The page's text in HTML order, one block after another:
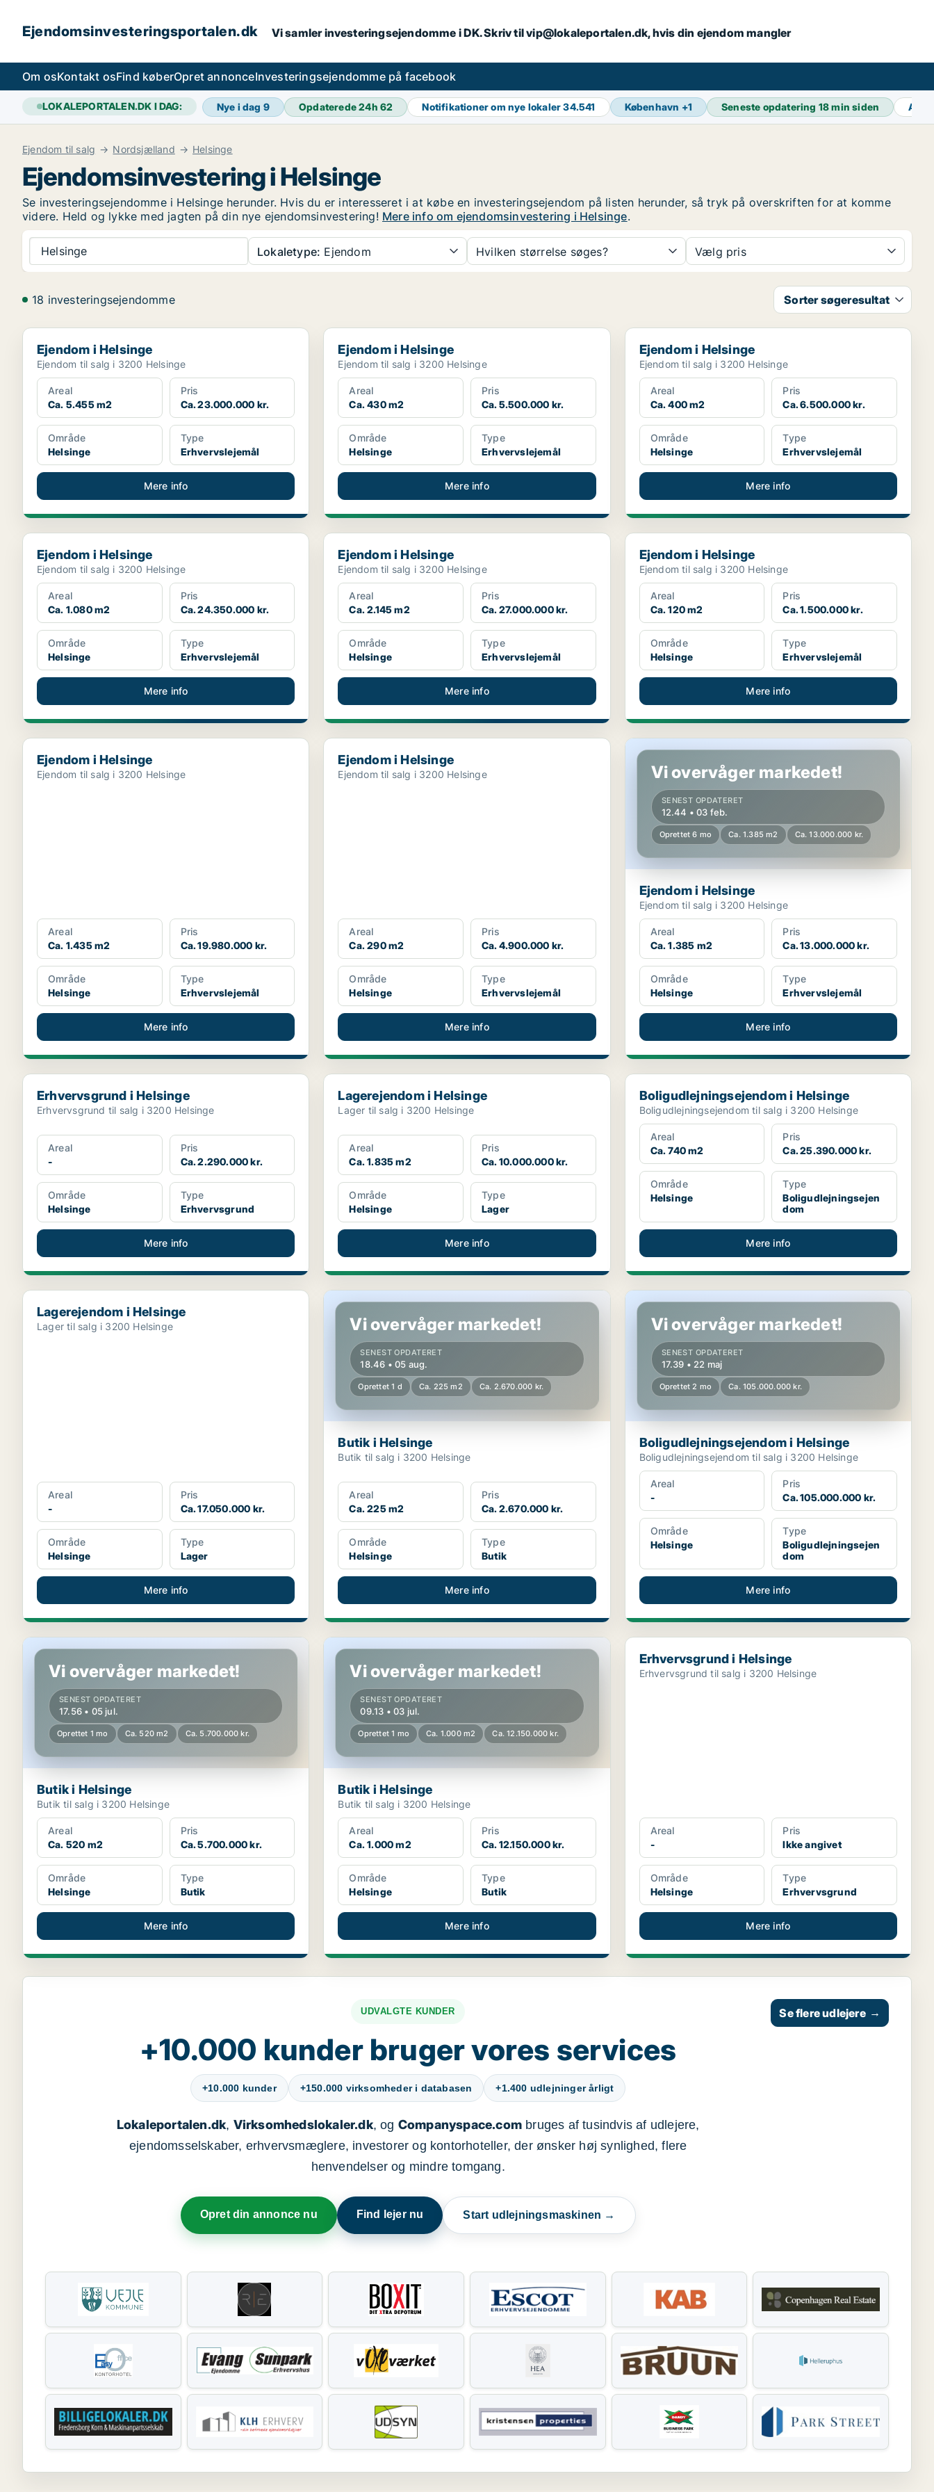
Ejendomsinvesteringsportalen.dk Vi samler investeringsejendomme i DK. Skriv til vip@lokaleportalen.dk, hvis din ejendom mangler
Om osKontakt osFind køberOpret annonceInvesteringsejendomme på facebook
LOKALEPORTALEN.DK I DAG: Nye i dag 9 Opdaterede 24h62 Notifikationer om nye lokaler34.541 København +1 Seneste opdatering 18 min siden
Ejendom til salg Nordsjælland Helsinge
Ejendomsinvestering i Helsinge
Se investeringsejendomme i Helsinge herunder. Hvis du er interesseret i at købe en investeringsejendom på listen herunder, så tryk på overskriften for at komme
videre. Held og lykke med jagten på din nye ejendomsinvestering! Mere info om ejendomsinvestering i Helsinge.
Helsinge Lokaletype: Ejendom Hvilken størrelse søges? Vælg pris
18 investeringsejendomme Sorter søgeresultat
Ejendom i Helsinge
Ejendom i Helsinge
Ejendom til salg i 3200 Helsinge
Areal
Ca. 5.455 m2
Pris
Ca. 23.000.000 kr.
Område
Helsinge
Type
Erhvervslejemål
Mere info
Ejendom i Helsinge
Ejendom i Helsinge
Ejendom til salg i 3200 Helsinge
Areal
Ca. 430 m2
Pris
Ca. 5.500.000 kr.
Område
Helsinge
Type
Erhvervslejemål
Mere info
Ejendom i Helsinge
Ejendom i Helsinge
Ejendom til salg i 3200 Helsinge
Areal
Ca. 400 m2
Pris
Ca. 6.500.000 kr.
Område
Helsinge
Type
Erhvervslejemål
Mere info
Ejendom i Helsinge
Ejendom i Helsinge
Ejendom til salg i 3200 Helsinge
Areal
Ca. 1.080 m2
Pris
Ca. 24.350.000 kr.
Område
Helsinge
Type
Erhvervslejemål
Mere info
Ejendom i Helsinge
Ejendom i Helsinge
Ejendom til salg i 3200 Helsinge
Areal
Ca. 2.145 m2
Pris
Ca. 27.000.000 kr.
Område
Helsinge
Type
Erhvervslejemål
Mere info
Ejendom i Helsinge
Ejendom i Helsinge
Ejendom til salg i 3200 Helsinge
Areal
Ca. 120 m2
Pris
Ca. 1.500.000 kr.
Område
Helsinge
Type
Erhvervslejemål
Mere info
Ejendom i Helsinge
Ejendom i Helsinge
Ejendom til salg i 3200 Helsinge
Areal
Ca. 1.435 m2
Pris
Ca. 19.980.000 kr.
Område
Helsinge
Type
Erhvervslejemål
Mere info
Ejendom i Helsinge
Ejendom i Helsinge
Ejendom til salg i 3200 Helsinge
Areal
Ca. 290 m2
Pris
Ca. 4.900.000 kr.
Område
Helsinge
Type
Erhvervslejemål
Mere info
Ejendom i Helsinge
Vi overvåger markedet!
SENEST OPDATERET
12.44 • 03 feb.
Oprettet 6 mo Ca. 1.385 m2 Ca. 13.000.000 kr.
Ejendom i Helsinge
Ejendom til salg i 3200 Helsinge
Areal
Ca. 1.385 m2
Pris
Ca. 13.000.000 kr.
Område
Helsinge
Type
Erhvervslejemål
Mere info
Erhvervsgrund i Helsinge
Erhvervsgrund i Helsinge
Erhvervsgrund til salg i 3200 Helsinge
Areal
-
Pris
Ca. 2.290.000 kr.
Område
Helsinge
Type
Erhvervsgrund
Mere info
Lagerejendom i Helsinge
Lagerejendom i Helsinge
Lager til salg i 3200 Helsinge
Areal
Ca. 1.835 m2
Pris
Ca. 10.000.000 kr.
Område
Helsinge
Type
Lager
Mere info
Boligudlejningsejendom i Helsinge
Boligudlejningsejendom i Helsinge
Boligudlejningsejendom til salg i 3200 Helsinge
Areal
Ca. 740 m2
Pris
Ca. 25.390.000 kr.
Område
Helsinge
Type
Boligudlejningsejen
dom
Mere info
Lagerejendom i Helsinge
Lagerejendom i Helsinge
Lager til salg i 3200 Helsinge
Areal
-
Pris
Ca. 17.050.000 kr.
Område
Helsinge
Type
Lager
Mere info
Butik i Helsinge
Vi overvåger markedet!
SENEST OPDATERET
18.46 • 05 aug.
Oprettet 1 d Ca. 225 m2 Ca. 2.670.000 kr.
Butik i Helsinge
Butik til salg i 3200 Helsinge
Areal
Ca. 225 m2
Pris
Ca. 2.670.000 kr.
Område
Helsinge
Type
Butik
Mere info
Boligudlejningsejendom i Helsinge
Vi overvåger markedet!
SENEST OPDATERET
17.39 • 22 maj
Oprettet 2 mo Ca. 105.000.000 kr.
Boligudlejningsejendom i Helsinge
Boligudlejningsejendom til salg i 3200 Helsinge
Areal
-
Pris
Ca. 105.000.000 kr.
Område
Helsinge
Type
Boligudlejningsejen
dom
Mere info
Butik i Helsinge
Vi overvåger markedet!
SENEST OPDATERET
17.56 • 05 jul.
Oprettet 1 mo Ca. 520 m2 Ca. 5.700.000 kr.
Butik i Helsinge
Butik til salg i 3200 Helsinge
Areal
Ca. 520 m2
Pris
Ca. 5.700.000 kr.
Område
Helsinge
Type
Butik
Mere info
Butik i Helsinge
Vi overvåger markedet!
SENEST OPDATERET
09.13 • 03 jul.
Oprettet 1 mo Ca. 1.000 m2 Ca. 12.150.000 kr.
Butik i Helsinge
Butik til salg i 3200 Helsinge
Areal
Ca. 1.000 m2
Pris
Ca. 12.150.000 kr.
Område
Helsinge
Type
Butik
Mere info
Erhvervsgrund i Helsinge
Erhvervsgrund i Helsinge
Erhvervsgrund til salg i 3200 Helsinge
Areal
-
Pris
Ikke angivet
Område
Helsinge
Type
Erhvervsgrund
Mere info
UDVALGTE KUNDER
+10.000 kunder bruger vores services
+10.000 kunder +150.000 virksomheder i databasen +1.400 udlejninger årligt
Lokaleportalen.dk, Virksomhedslokaler.dk, og Companyspace.combruges af tusindvis af udlejere,
ejendomsselskaber, erhvervsmæglere, investorer og kontorhoteller, der ønsker høj synlighed, flere
henvendelser og mindre tomgang.
Opret din annonce nu Find lejer nu Start udlejningsmaskinen →
Se flere udlejere →